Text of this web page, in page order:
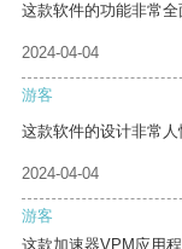
这款软件的功能非常全
2024-04-04
游客
这款软件的设计非常人
2024-04-04
游客
这款加速器VPM应用